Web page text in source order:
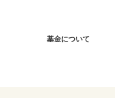
基金について